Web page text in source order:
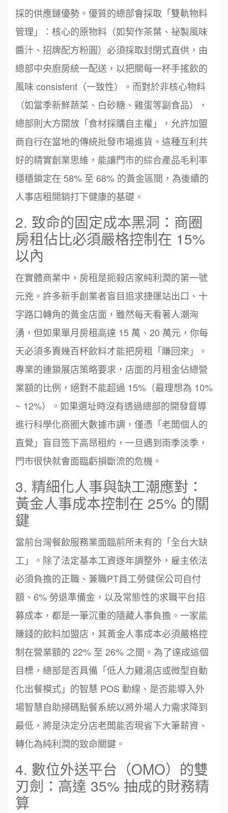
採的供應鏈優勢。優質的總部會採取「雙軌物料
管理」：核心的原物料（如契作茶葉、祕製風味
醬汁、招牌配方粉圓）必須採取封閉式直供，由
總部中央廚房統一配送，以把關每一杯手搖飲的
風味 consistent（一致性）。而對於非核心物料
（如當季新鮮蔬菜、白砂糖、雞蛋等副食品），
總部則大方開放「食材採購自主權」，允許加盟
商自行在當地的傳統批發市場進貨。這種互利共
好的精實創業思維，能讓門市的綜合產品毛利率
穩穩鎖定在 58% 至 68% 的黃金區間，為後續的
人事店租開銷打下健康的基礎。
2. 致命的固定成本黑洞：商圈
房租佔比必須嚴格控制在 15%
以內
在實體商業中，房租是扼殺店家純利潤的第一號
元兇。許多新手創業者盲目追求捷運站出口、十
字路口轉角的黃金店面，雖然每天看著人潮洶
湧，但如果單月房租高達 15 萬、20 萬元，你每
天必須多賣幾百杯飲料才能把房租「賺回來」。
專業的連鎖展店策略要求，店面的月租金佔總營
業額的比例，絕對不能超過 15%（最理想為 10%
~ 12%）。如果選址時沒有透過總部的開發督導
進行科學化商圈大數據市調，僅憑「老闆個人的
直覺」盲目签下高昂租約，一旦遇到雨季淡季，
門市很快就會面臨虧損斷流的危機。
3. 精細化人事與缺工潮應對：
黃金人事成本控制在 25% 的關
鍵
當前台灣餐飲服務業面臨前所未有的「全台大缺
工」。除了法定基本工資逐年調整外，雇主依法
必須負擔的正職、兼職PT員工勞健保公司自付
額、6% 勞退準備金，以及常態性的求職平台招
募成本，都是一筆沉重的隱藏人事負擔。一家能
賺錢的飲料加盟店，其黃金人事成本必須嚴格控
制在營業額的 22% 至 26% 之間。為了達成這個
目標，總部是否具備「低人力雞湯店或微型自動
化出餐模式」的智慧 POS 動線、是否能導入外
場智慧自助掃碼點餐系統以將外場人力需求降到
最低，將是決定分店老闆能否現省下大筆薪資、
轉化為純利潤的致命關鍵。
4. 數位外送平台（OMO）的雙
刃劍：高達 35% 抽成的財務精
算